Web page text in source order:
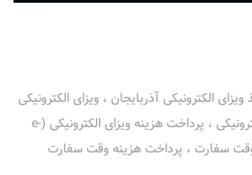
ویزای الکترونیکی آذربایجان ، ویزای الکترونیکی
،
پرداخت هزینه ویزای الکترونیکی (e-
سفارت ، پرداخت هزینه وقت سفارت